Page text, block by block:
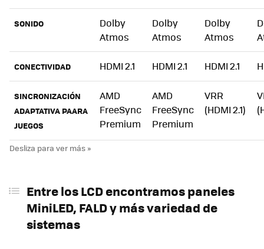
SONIDO
Dolby
Atmos
Dolby
Atmos
Dolby
Atmos
CONECTIVIDAD HDMI 2.1 HDMI 2.1 HDMI 2.1
SINCRONIZACIÓN
ADAPTATIVA PAARA
JUEGOS
AMD
FreeSync
Premium
AMD
FreeSync
Premium
VRR
(HDMI 2.1)
Entre los LCD encontramos paneles
MiniLED, FALD y más variedad de
sistemas